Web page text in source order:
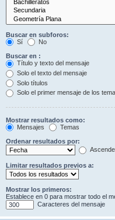
Buscar en subforos:
Sí
No
Buscar en :
Título y texto del mensaje
Solo el texto del mensaje
Solo títulos
Solo el primer mensaje de los
Mostrar resultados como:
Mensajes
Temas
Ordenar resultados por:
Limitar resultados previos a:
Mostrar los primeros:
Establece en 0 para mostrar todo el
Caracteres del mensaje